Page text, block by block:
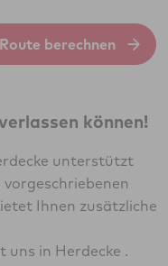
Route berechnen
können!
unterstützt
Ihnen zusätzliche
uns in Herdecke .